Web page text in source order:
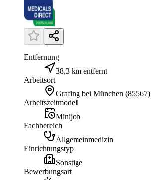
Entfernung
38,3 km entfernt
Arbeitsort
Grafing bei München (85567)
Arbeitszeitmodell
Minijob
Fachbereich
Allgemeinmedizin
Einrichtungstyp
Sonstige
Bewerbungsart